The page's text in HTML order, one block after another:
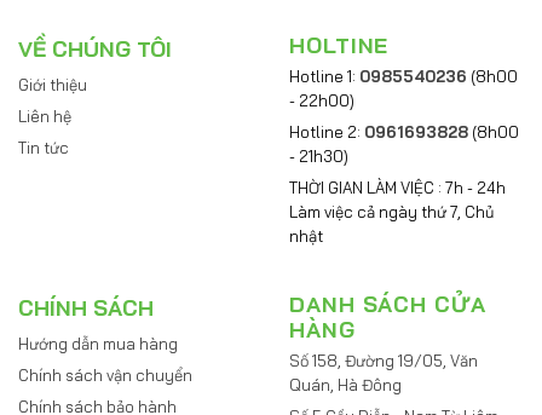
VỀ CHÚNG TÔI
Giới thiệu
Liên hệ
Tin tức
HOLTINE
Hotline 1: 0985540236 (8h00
- 22h00)
Hotline 2: 0961693828 (8h00
- 21h30)
THỜI GIAN LÀM VIỆC : 7h - 24h
Làm việc cả ngày thứ 7, Chủ
nhật
CHÍNH SÁCH
Hướng dẫn mua hàng
Chính sách vận chuyển
Chính sách bảo hành
DANH SÁCH CỬA
HÀNG
Số 158, Đường 19/05, Văn
Quán, Hà Đông